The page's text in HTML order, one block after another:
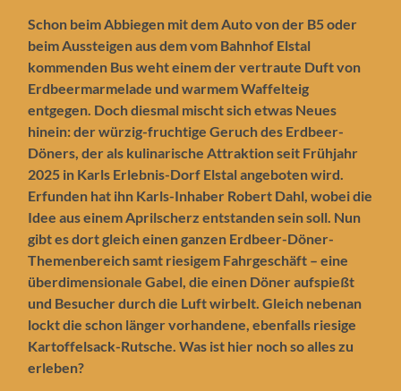
Schon beim Abbiegen mit dem Auto von der B5 oder
beim Aussteigen aus dem vom Bahnhof Elstal
kommenden Bus weht einem der vertraute Duft von
Erdbeermarmelade und warmem Waffelteig
entgegen. Doch diesmal mischt sich etwas Neues
hinein: der würzig-fruchtige Geruch des Erdbeer-
Döners, der als kulinarische Attraktion seit Frühjahr
2025 in Karls Erlebnis-Dorf Elstal angeboten wird.
Erfunden hat ihn Karls-Inhaber Robert Dahl, wobei die
Idee aus einem Aprilscherz entstanden sein soll. Nun
gibt es dort gleich einen ganzen Erdbeer-Döner-
Themenbereich samt riesigem Fahrgeschäft – eine
überdimensionale Gabel, die einen Döner aufspießt
und Besucher durch die Luft wirbelt. Gleich nebenan
lockt die schon länger vorhandene, ebenfalls riesige
Kartoffelsack-Rutsche. Was ist hier noch so alles zu
erleben?